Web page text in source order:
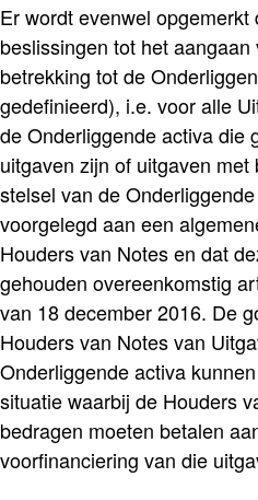
Er wordt evenwel opgemerkt
beslissingen tot het
betrekking tot de
gedefinieerd), i.e. voor alle
de Onderliggende activa die
uitgaven zijn of uitgaven
stelsel van de
voorgelegd aan een
Houders van Notes en dat
gehouden overeenkomstig
van 18 december 2016. De
Houders van Notes van
Onderliggende activa
situatie waarbij de Houders
bedragen moeten betalen
voorfinanciering van die